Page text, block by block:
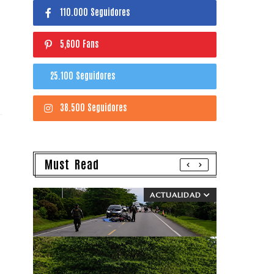
110.000 Seguidores
5,600 Fans
25.100 Seguidores
38.500 Seguidores
Must Read
ACTUALIDAD